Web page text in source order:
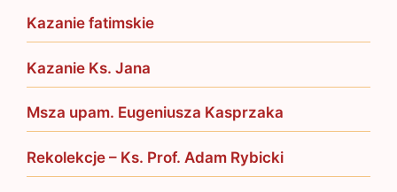
Kazanie fatimskie
Kazanie Ks. Jana
Msza upam. Eugeniusza Kasprzaka
Rekolekcje – Ks. Prof. Adam Rybicki